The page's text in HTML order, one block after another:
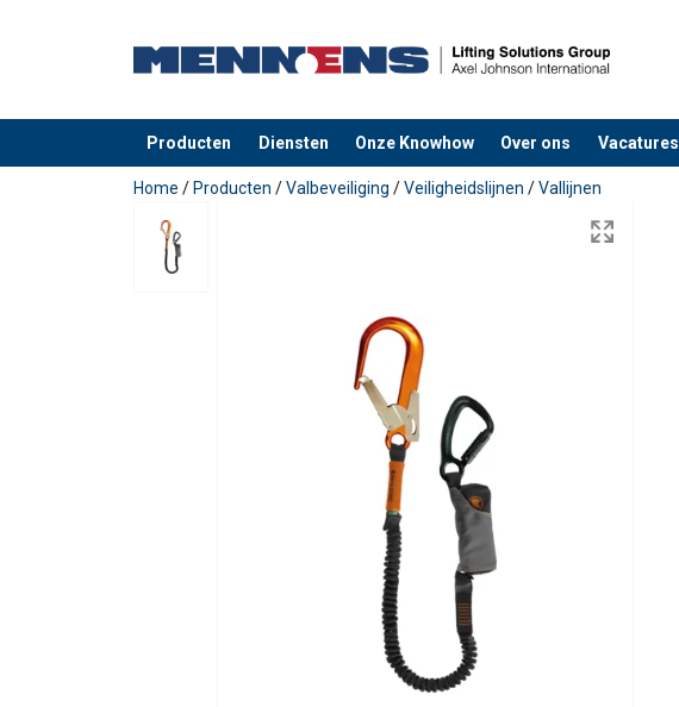
Producten Diensten Onze Knowhow Over ons Vacatures
toegevoegd aan uw offerte
Home / Producten /Valbeveiliging /Veiligheidslijnen /Vallijnen
Temperatuursbereik: